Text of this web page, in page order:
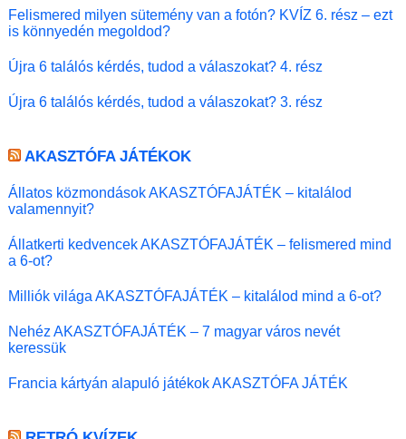
Felismered milyen sütemény van a fotón? KVÍZ 6. rész – ezt
is könnyedén megoldod?
Újra 6 találós kérdés, tudod a válaszokat? 4. rész
Újra 6 találós kérdés, tudod a válaszokat? 3. rész
AKASZTÓFA JÁTÉKOK
Állatos közmondások AKASZTÓFAJÁTÉK – kitalálod
valamennyit?
Állatkerti kedvencek AKASZTÓFAJÁTÉK – felismered mind
a 6-ot?
Milliók világa AKASZTÓFAJÁTÉK – kitalálod mind a 6-ot?
Nehéz AKASZTÓFAJÁTÉK – 7 magyar város nevét
keressük
Francia kártyán alapuló játékok AKASZTÓFA JÁTÉK